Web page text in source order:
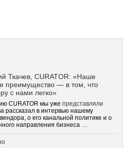
Ткачев, CURATOR: «Наше
преимущество — в том, что
с нами легко»
CURATOR мы уже представляли
рассказал в интервью нашему
о его канальной политике и о
направления бизнеса …